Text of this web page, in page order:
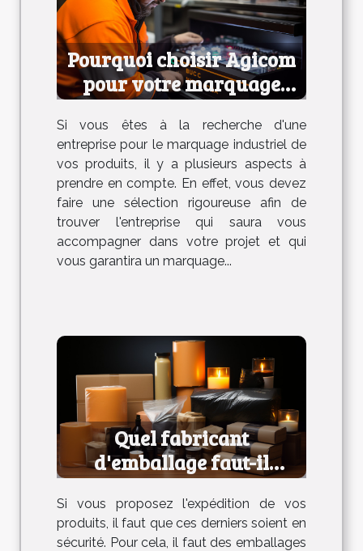
Pourquoi choisir Agicom
pour votre marquage
industriel ?
Si vous êtes à la recherche d'une
entreprise pour le marquage industriel de
vos produits, il y a plusieurs aspects à
prendre en compte. En effet, vous devez
faire une sélection rigoureuse afin de
trouver l'entreprise qui saura vous
accompagner dans votre projet et qui
vous garantira un marquage...
Quel fabricant
d'emballage faut-il
choisir ?
Si vous proposez l'expédition de vos
produits, il faut que ces derniers soient en
sécurité. Pour cela, il faut des emballages